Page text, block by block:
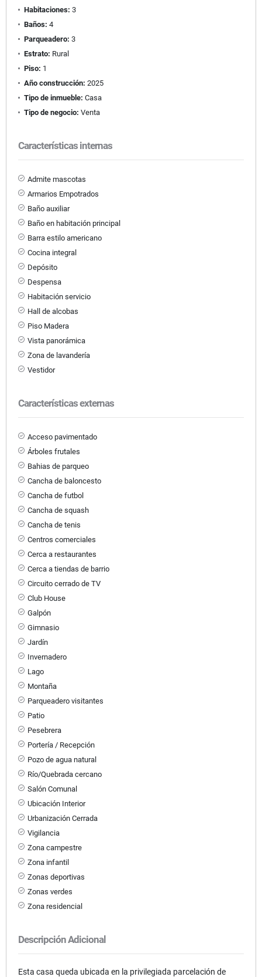
Habitaciones: 3
Baños: 4
Parqueadero: 3
Estrato: Rural
Piso: 1
Año construcción: 2025
Tipo de inmueble: Casa
Tipo de negocio: Venta
Características internas
Admite mascotas
Armarios Empotrados
Baño auxiliar
Baño en habitación principal
Barra estilo americano
Cocina integral
Depósito
Despensa
Habitación servicio
Hall de alcobas
Piso Madera
Vista panorámica
Zona de lavandería
Vestidor
Características externas
Acceso pavimentado
Árboles frutales
Bahias de parqueo
Cancha de baloncesto
Cancha de futbol
Cancha de squash
Cancha de tenis
Centros comerciales
Cerca a restaurantes
Cerca a tiendas de barrio
Circuito cerrado de TV
Club House
Galpón
Gimnasio
Jardín
Invernadero
Lago
Montaña
Parqueadero visitantes
Patio
Pesebrera
Portería / Recepción
Pozo de agua natural
Río/Quebrada cercano
Salón Comunal
Ubicación Interior
Urbanización Cerrada
Vigilancia
Zona campestre
Zona infantil
Zonas deportivas
Zonas verdes
Zona residencial
Descripción Adicional
Esta casa queda ubicada en la privilegiada parcelación de